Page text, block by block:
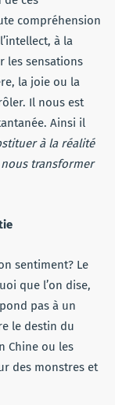
compréhension
à la
les sensations
la joie ou la
Il nous est
Ainsi il
à la réalité
transformer
sentiment? Le
que l’on dise,
pas à un
le destin du
Chine ou les
des monstres et